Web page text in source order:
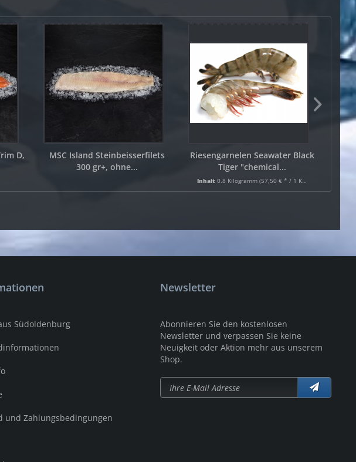
D,
MSC Island Steinbeisserfilets
300 gr+, ohne...
Riesengarnelen Seawater Black
Tiger "chemical...
Inhalt0.8 Kilogramm(57,50 € * / 1 Kilogramm)
Südoldenburg
und Zahlungsbedingungen
Newsletter
Abonnieren Sie den kostenlosen
Newsletter und verpassen Sie keine
Neuigkeit oder Aktion mehr aus unserem
Shop.